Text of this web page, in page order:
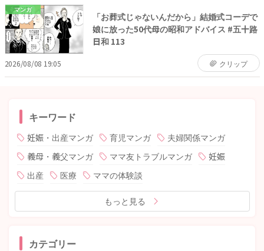
マンガ
「お葬式じゃないんだから」結婚式コーデで
娘に放った50代母の昭和アドバイス #五十路
日和 113
2026/08/08 19:05 クリップ
キーワード
妊娠・出産マンガ 育児マンガ
夫婦関係マンガ
義母・義父マンガ
ママ友トラブルマンガ
妊娠
出産
医療 ママの体験談
もっと見る
カテゴリー